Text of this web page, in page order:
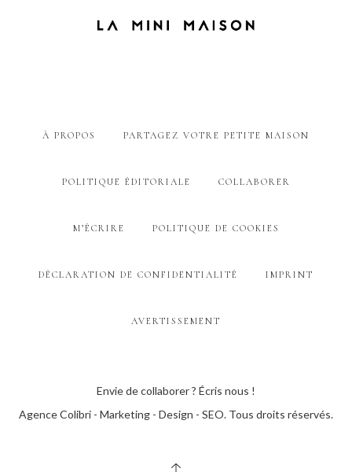
À PROPOS PARTAGEZ VOTRE PETITE MAISON
POLITIQUE ÉDITORIALE COLLABORER
M’ÉCRIRE POLITIQUE DE COOKIES
DÉCLARATION DE CONFIDENTIALITÉ IMPRINT
AVERTISSEMENT
Envie de collaborer ? Écris nous !
Agence Colibri - Marketing - Design - SEO. Tous droits réservés.